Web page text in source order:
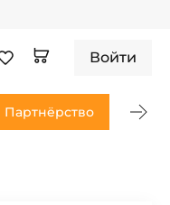
Войти
Для
Партнёрство